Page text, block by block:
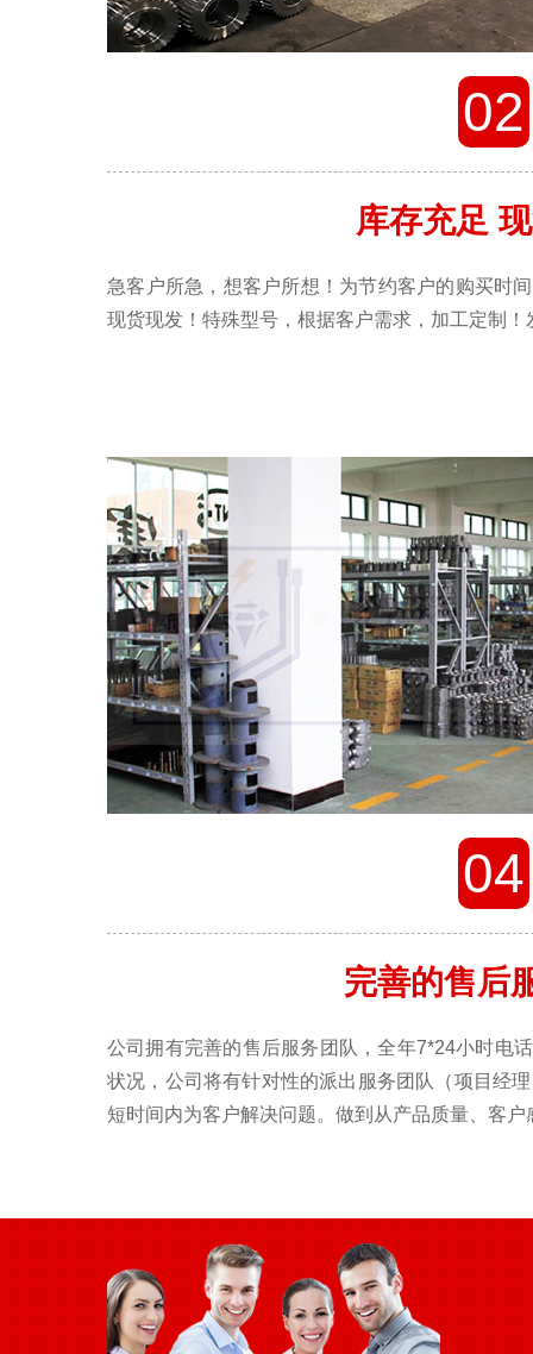
02
库存充足
急客户所急，想客户所想！为节约客户的购买时
现货现发！特殊型号，根据客户需求，加工定制！
04
完善的售后
公司拥有完善的售后服务团队，全年7*24小时电
状况，公司将有针对性的派出服务团队（项目经
短时间内为客户解决问题。做到从产品质量、客